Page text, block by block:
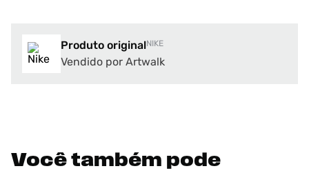
Produto originalNIKE
Vendido por Artwalk
Você também pode